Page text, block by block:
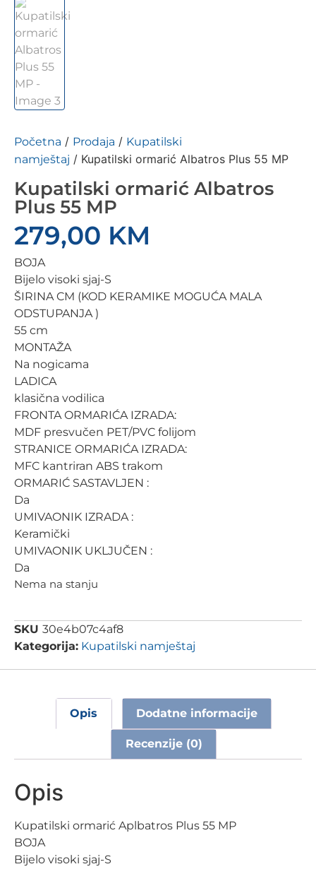
Početna / Prodaja / Kupatilski
namještaj / Kupatilski ormarić Albatros Plus 55 MP
Kupatilski ormarić Albatros
Plus 55 MP
279,00 KM
BOJA
Bijelo visoki sjaj-S
ŠIRINA CM (KOD KERAMIKE MOGUĆA MALA
ODSTUPANJA )
55 cm
MONTAŽA
Na nogicama
LADICA
klasična vodilica
FRONTA ORMARIĆA IZRADA:
MDF presvučen PET/PVC folijom
STRANICE ORMARIĆA IZRADA:
MFC kantriran ABS trakom
ORMARIĆ SASTAVLJEN :
Da
UMIVAONIK IZRADA :
Keramički
UMIVAONIK UKLJUČEN :
Da
Nema na stanju
SKU 30e4b07c4af8
Kategorija: Kupatilski namještaj
Opis Dodatne informacije
Recenzije (0)
Opis
Kupatilski ormarić Aplbatros Plus 55 MP
BOJA
Bijelo visoki sjaj-S